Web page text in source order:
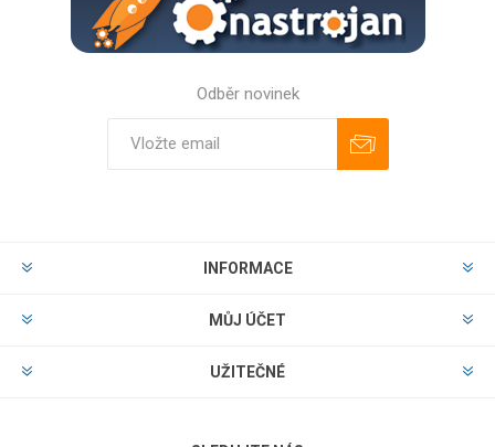
Odběr novinek
INFORMACE
MŮJ ÚČET
UŽITEČNÉ